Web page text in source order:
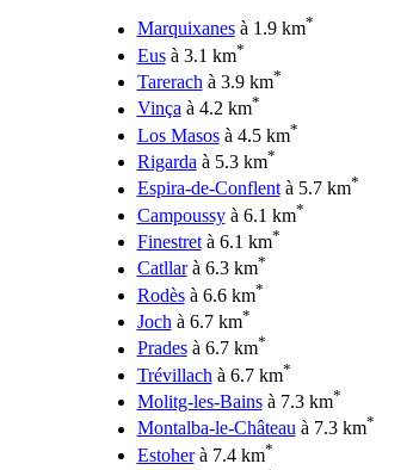
Marquixanesà 1.9 km*
Eusà 3.1 km*
Tarerach à 3.9 km*
Vinçaà 4.2 km*
Los Masosà 4.5 km*
Rigarda à 5.3 km*
Espira-de-Conflentà 5.7 km*
Campoussyà 6.1 km*
Finestretà 6.1 km*
Catllarà 6.3 km*
Rodèsà 6.6 km*
Joch à 6.7 km*
Pradesà 6.7 km*
Trévillach à 6.7 km*
Molitg-les-Bainsà 7.3 km*
Montalba-le-Châteauà 7.3 km*
Estoherà 7.4 km*